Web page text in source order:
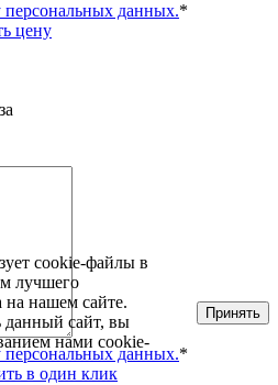
персональных данных.*
цену
персональных данных.*
в один клик
cookie-файлы в
лучшего
на нашем сайте.
данный сайт, вы
нами cookie-
Принять